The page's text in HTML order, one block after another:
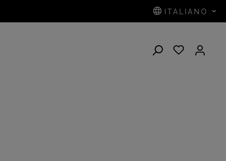
ITALIANO